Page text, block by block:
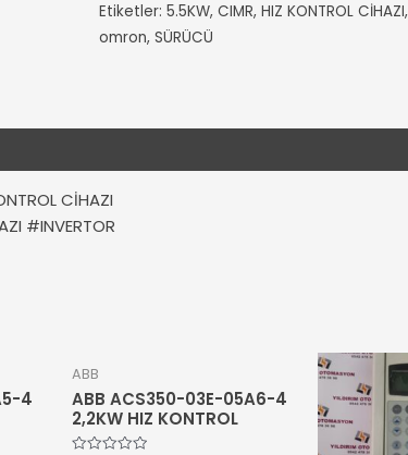
Etiketler: 5.5KW, CIMR, HIZ KONTROL CİHAZI,
omron, SÜRÜCÜ
CİHAZI
#INVERTOR
4
ABB
ABB ACS350-03E-05A6-4
2,2KW HIZ KONTROL